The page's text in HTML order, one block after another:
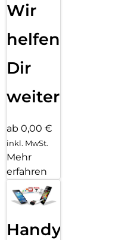
Wir
helfen
Dir
weiter
ab 0,00 €
inkl. MwSt.
Mehr
erfahren
Handy